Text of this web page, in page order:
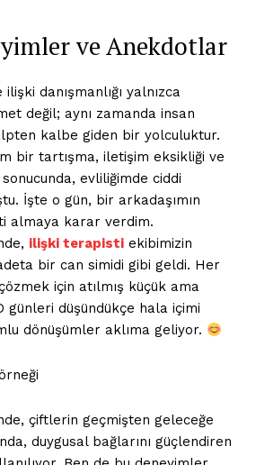
ve Anekdotlar
danışmanlığı yalnızca
değil; aynı zamanda insan
kalbe giden bir yolculuktur.
bir tartışma, iletişim eksikliği ve
evliliğimde ciddi
İşte o gün, bir arkadaşımın
almaya karar verdim.
ilişki terapisti ekibimizin
bir can simidi gibi geldi. Her
için atılmış küçük ama
günleri düşündükçe hala içimi
dönüşümler aklıma geliyor.
çiftlerin geçmişten geleceğe
duygusal bağlarını güçlendiren